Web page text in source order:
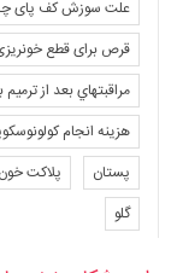
علت سوزش کف پای
قرص برای قطع
مراقبتهاي بعد از ترميم
هزینه انجام
پستان
پلاکت خون
گلو